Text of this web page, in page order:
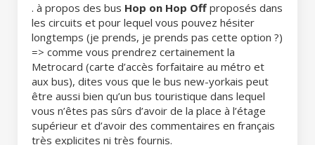
. à propos des bus Hop on Hop Off proposés dans
les circuits et pour lequel vous pouvez hésiter
longtemps (je prends, je prends pas cette option ?)
=> comme vous prendrez certainement la
Metrocard (carte d’accès forfaitaire au métro et
aux bus), dites vous que le bus new-yorkais peut
être aussi bien qu’un bus touristique dans lequel
vous n’êtes pas sûrs d’avoir de la place à l’étage
supérieur et d’avoir des commentaires en français
très explicites ni très fournis.